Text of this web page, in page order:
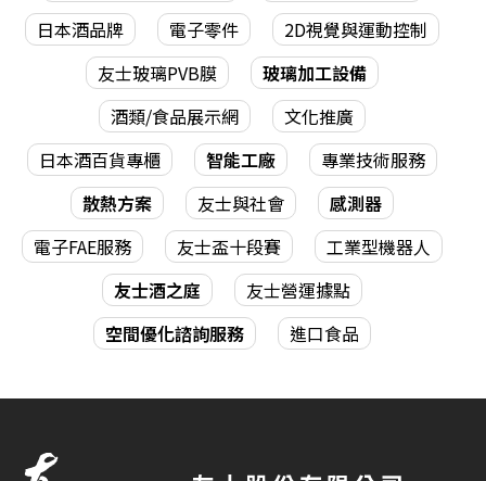
日本酒品牌
電子零件
2D視覺與運動控制
友士玻璃PVB膜
玻璃加工設備
酒類/食品展示網
文化推廣
日本酒百貨專櫃
智能工廠
專業技術服務
散熱方案
友士與社會
感測器
電子FAE服務
友士盃十段賽
工業型機器人
友士酒之庭
友士營運據點
空間優化諮詢服務
進口食品